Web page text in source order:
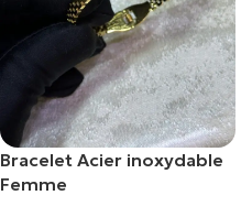
Bracelet Acier inoxydable
Femme